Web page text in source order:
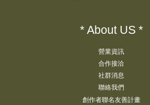
* About US *
營業資訊
合作接洽
社群消息
聯絡我們
創作者聯名友善計畫